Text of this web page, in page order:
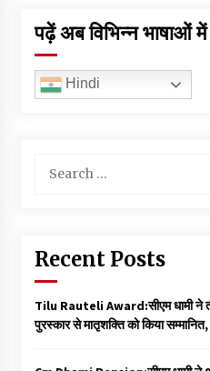
पढ़ें अब विभिन्न भाषाओं में
Hindi
for:
Recent Posts
Tilu Rauteli Award:सीएम धामी ने
पुरस्कार से मातृशक्ति को किया सम्मानित,